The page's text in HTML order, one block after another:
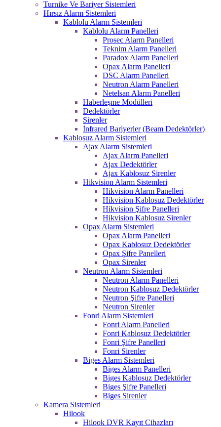
Turnike Ve Bariyer Sistemleri
Hırsız Alarm Sistemleri
Kablolu Alarm Sistemleri
Kablolu Alarm Panelleri
Prosec Alarm Panelleri
Teknim Alarm Panelleri
Paradox Alarm Panelleri
Opax Alarm Panelleri
DSC Alarm Panelleri
Neutron Alarm Panelleri
Netelsan Alarm Panelleri
Haberleşme Modülleri
Dedektörler
Sirenler
İnfrared Bariyerler (Beam Dedektörler)
Kablosuz Alarm Sistemleri
Ajax Alarm Sistemleri
Ajax Alarm Panelleri
Ajax Dedektörler
Ajax Kablosuz Sirenler
Hikvision Alarm Sistemleri
Hikvision Alarm Panelleri
Hikvision Kablosuz Dedektörler
Hikvision Şifre Panelleri
Hikvision Kablosuz Sirenler
Opax Alarm Sistemleri
Opax Alarm Panelleri
Opax Kablosuz Dedektörler
Opax Şifre Panelleri
Opax Sirenler
Neutron Alarm Sistemleri
Neutron Alarm Panelleri
Neutron Kablosuz Dedektörler
Neutron Şifre Panelleri
Neutron Sirenler
Fonri Alarm Sistemleri
Fonri Alarm Panelleri
Fonri Kablosuz Dedektörler
Fonri Şifre Panelleri
Fonri Sirenler
Biges Alarm Sistemleri
Biges Alarm Panelleri
Biges Kablosuz Dedektörler
Biges Şifre Panelleri
Biges Sirenler
Kamera Sistemleri
Hilook
Hilook DVR Kayıt Cihazları